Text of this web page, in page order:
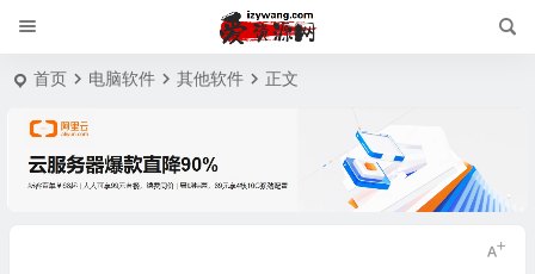
首页 电脑软件 其他软件 正文